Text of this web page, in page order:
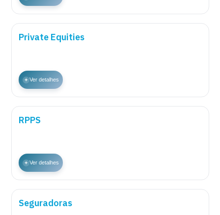
Private Equities
+ Ver detalhes
RPPS
+ Ver detalhes
Seguradoras